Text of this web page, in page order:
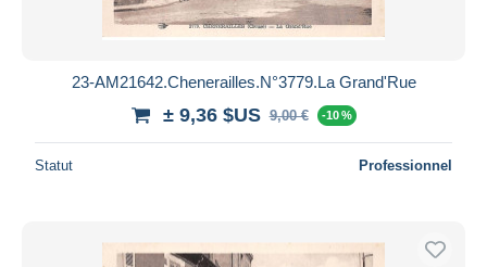
23-AM21642.Chenerailles.N°3779.La Grand'Rue
± 9,36 $US 9,00 € -10 %
Statut Professionnel